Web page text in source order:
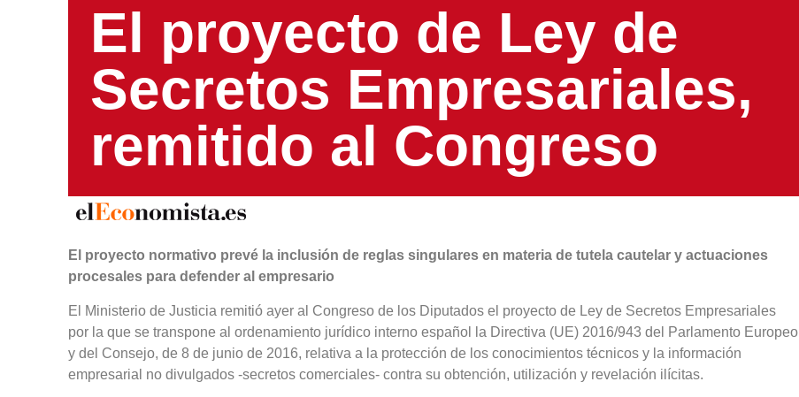
El proyecto de Ley de
Secretos Empresariales,
remitido al Congreso
El proyecto normativo prevé la inclusión de reglas singulares en materia de tutela cautelar y actuaciones
procesales para defender al empresario
El Ministerio de Justicia remitió ayer al Congreso de los Diputados el proyecto de Ley de Secretos Empresariales
por la que se transpone al ordenamiento jurídico interno español la Directiva (UE) 2016/943 del Parlamento Europeo
y del Consejo, de 8 de junio de 2016, relativa a la protección de los conocimientos técnicos y la información
empresarial no divulgados -secretos comerciales- contra su obtención, utilización y revelación ilícitas.